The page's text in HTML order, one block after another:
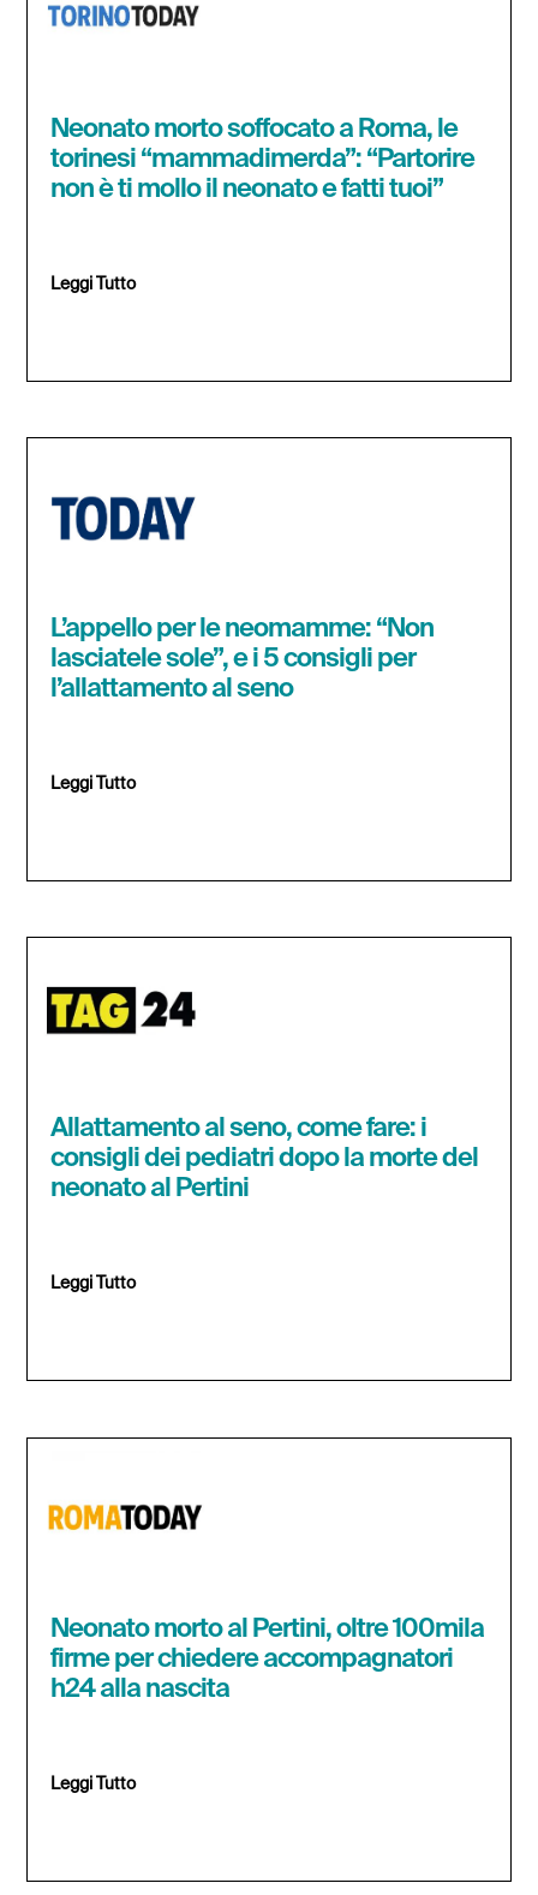
Neonato morto soffocato a Roma, le
torinesi “mammadimerda”: “Partorire
non è ti mollo il neonato e fatti tuoi”
Leggi Tutto
L’appello per le neomamme: “Non
lasciatele sole”, e i 5 consigli per
l’allattamento al seno
Leggi Tutto
Allattamento al seno, come fare: i
consigli dei pediatri dopo la morte del
neonato al Pertini
Leggi Tutto
Neonato morto al Pertini, oltre 100mila
firme per chiedere accompagnatori
h24 alla nascita
Leggi Tutto